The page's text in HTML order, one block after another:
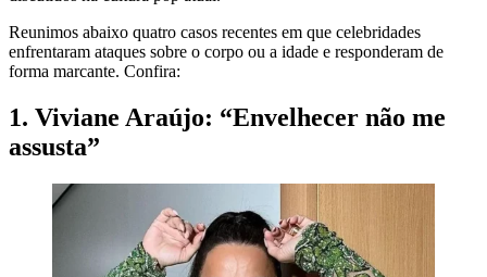
Reunimos abaixo quatro casos recentes em que celebridades
enfrentaram ataques sobre o corpo ou a idade e responderam de
forma marcante. Confira:
1. Viviane Araújo: “Envelhecer não me
assusta”